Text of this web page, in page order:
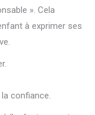
». Cela
à exprimer ses
confiance.